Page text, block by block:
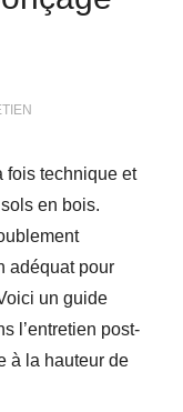
fois technique et
en bois.
adéquat pour
un guide
l’entretien post-
à la hauteur de